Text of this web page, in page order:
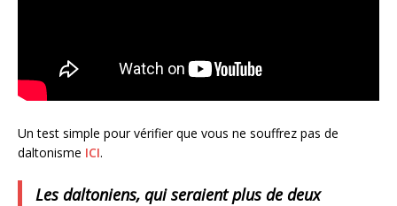
Un test simple pour vérifier que vous ne souffrez pas de
daltonisme ICI.
Les daltoniens, qui seraient plus de deux